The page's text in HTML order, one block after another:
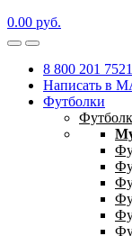
0.00 руб.
8 800 201 7521
Написать в
Футболки